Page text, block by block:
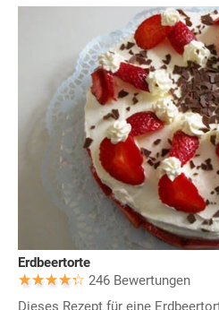
Erdbeertorte
246 Bewertungen